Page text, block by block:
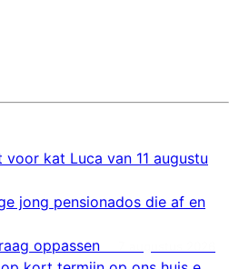
kat Luca van 11 augustu
jong pensionados die af en
oppassen